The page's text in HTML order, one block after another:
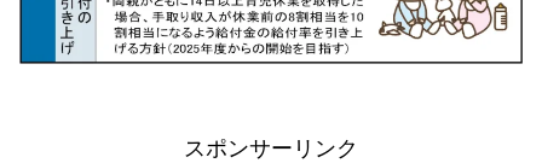
スポンサーリンク